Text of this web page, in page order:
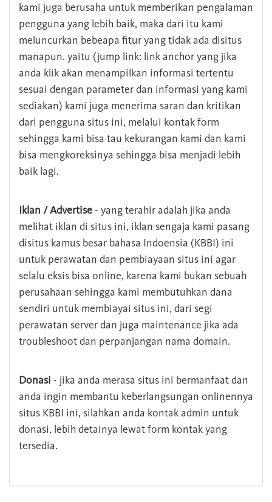
kami juga berusaha untuk memberikan pengalaman
pengguna yang lebih baik, maka dari itu kami
meluncurkan bebeapa fitur yang tidak ada disitus
manapun. yaitu (jump link: link anchor yang jika
anda klik akan menampilkan informasi tertentu
sesuai dengan parameter dan informasi yang kami
sediakan) kami juga menerima saran dan kritikan
dari pengguna situs ini, melalui kontak form
sehingga kami bisa tau kekurangan kami dan kami
bisa mengkoreksinya sehingga bisa menjadi lebih
baik lagi.
Iklan / Advertise - yang terahir adalah jika anda
melihat iklan di situs ini, iklan sengaja kami pasang
disitus kamus besar bahasa Indoensia (KBBI) ini
untuk perawatan dan pembiayaan situs ini agar
selalu eksis bisa online, karena kami bukan sebuah
perusahaan sehingga kami membutuhkan dana
sendiri untuk membiayai situs ini, dari segi
perawatan server dan juga maintenance jika ada
troubleshoot dan perpanjangan nama domain.
Donasi - jika anda merasa situs ini bermanfaat dan
anda ingin membantu keberlangsungan onlinennya
situs KBBI ini, silahkan anda kontak admin untuk
donasi, lebih detainya lewat form kontak yang
tersedia.